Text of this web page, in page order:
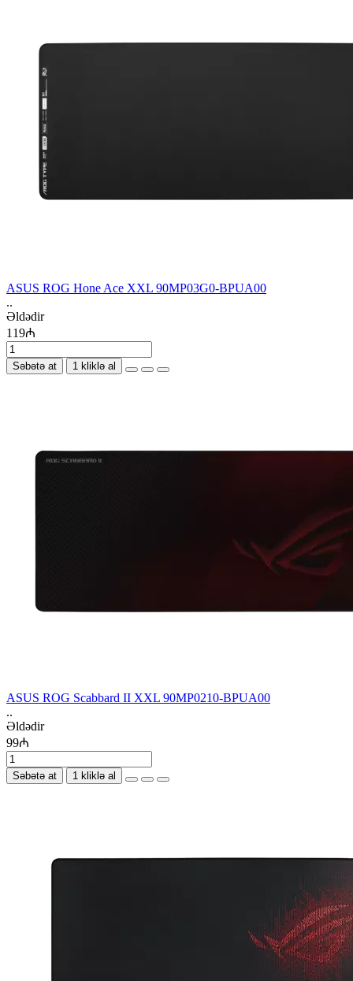
ASUS ROG Hone Ace XXL 90MP03G0-BPUA00
..
Əldədir
119₼
Səbətə at 1 kliklə al
ASUS ROG Scabbard II XXL 90MP0210-BPUA00
..
Əldədir
99₼
Səbətə at 1 kliklə al